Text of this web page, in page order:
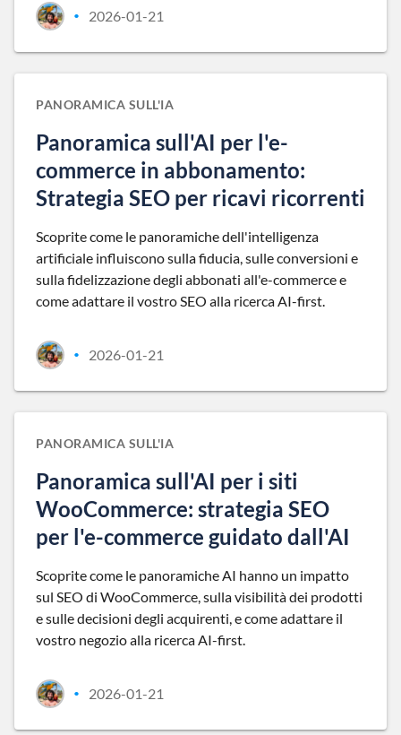
• 2026-01-21
PANORAMICA SULL'IA
Panoramica sull'AI per l'e-
commerce in abbonamento:
Strategia SEO per ricavi ricorrenti
Scoprite come le panoramiche dell'intelligenza
artificiale influiscono sulla fiducia, sulle conversioni e
sulla fidelizzazione degli abbonati all'e-commerce e
come adattare il vostro SEO alla ricerca AI-first.
• 2026-01-21
PANORAMICA SULL'IA
Panoramica sull'AI per i siti
WooCommerce: strategia SEO
per l'e-commerce guidato dall'AI
Scoprite come le panoramiche AI hanno un impatto
sul SEO di WooCommerce, sulla visibilità dei prodotti
e sulle decisioni degli acquirenti, e come adattare il
vostro negozio alla ricerca AI-first.
• 2026-01-21